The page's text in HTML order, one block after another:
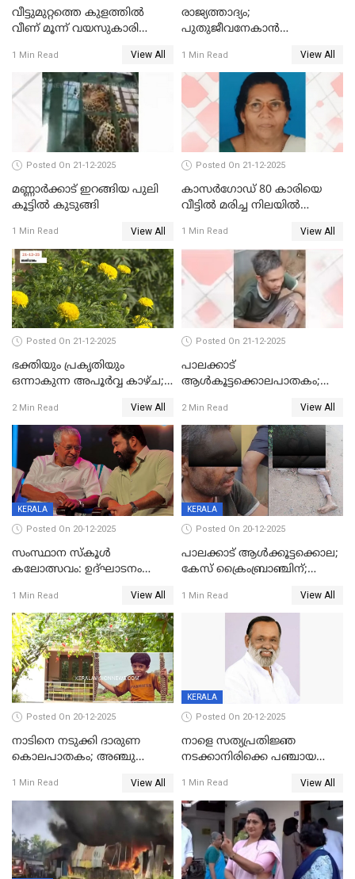
വീട്ടുമുറ്റത്തെ കുളത്തിൽ
വീണ് മൂന്ന് വയസുകാരി
1 Min Read View All
രാജ്യത്താദ്യം;
പുതുജീവനേകാൻ
എറണാകുളം സർക്കാർ
ജനറൽ
ആശുപത്രിയിലെത്തിച്ചു
1 Min Read View All
Posted On 21-12-2025
മണ്ണാർക്കാട് ഇറങ്ങിയ പുലി
കൂട്ടിൽ കുടുങ്ങി
1 Min Read View All
Posted On 21-12-2025
കാസർഗോഡ് 80 കാരിയെ
വീട്ടിൽ മരിച്ച നിലയിൽ
1 Min Read View All
Posted On 21-12-2025
ഭക്തിയും പ്രകൃതിയും
ഒന്നാകുന്ന അപൂര്‍വ്വ കാഴ്ച;
കാഴ്ചാനുഭവമൊരുക്കി
ശബരീ നന്ദനം
2 Min Read View All
Posted On 21-12-2025
പാലക്കാട്‌
ആൾകൂട്ടക്കൊലപാതകം;
ഊർജ്ജിതമാക്കിമാക്കി
ക്രൈംബ്രാഞ്ച്
2 Min Read View All
KERALA
Posted On 20-12-2025
സംസ്ഥാന സ്കൂൾ
കലോത്സവം: ഉദ്ഘാടനം
മുഖ്യാതിഥിയായി
മോഹൻലാൽ
1 Min Read View All
KERALA
Posted On 20-12-2025
പാലക്കാട് ആൾക്കൂട്ടക്കൊല;
കേസ് ക്രൈംബ്രാഞ്ചിന്;
അന്വേഷിക്കും
1 Min Read View All
Posted On 20-12-2025
നാടിനെ നടുക്കി ദാരുണ
കൊലപാതകം; അഞ്ചു
കഴുത്തുഞെരിച്ച് കൊന്നു
1 Min Read View All
KERALA
Posted On 20-12-2025
നാളെ സത്യപ്രതിജ്ഞ
നടക്കാനിരിക്കെ പഞ്ചായത്ത്
1 Min Read View All